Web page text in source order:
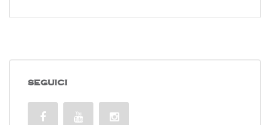
SEGUICI